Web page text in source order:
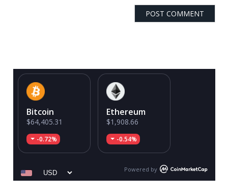
Bitcoin
$64,405.31
-0.72%
Ethereum
$1,908.66
-0.54%
Powered by